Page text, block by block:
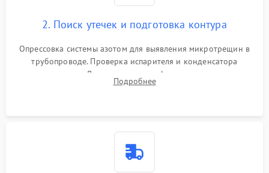
2. Поиск утечек и подготовка контура
Опрессовка системы азотом для выявления микротрещин в
трубопроводе. Проверка испарителя и конденсатора
течеискателем. Демонтаж старого фильтра-осушителя и
продувка капиллярной трубки для устранения засоров.
Подробнее